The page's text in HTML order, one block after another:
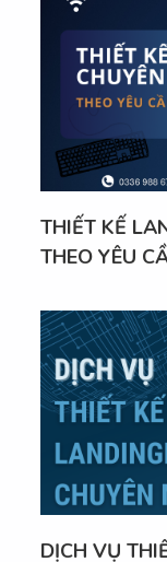
THIẾT KẾ
THEO YÊU
DỊCH VỤ